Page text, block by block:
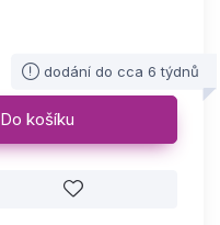
dodání do cca 6 týdnů
Do košíku